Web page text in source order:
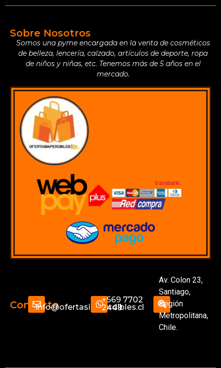
Sobre Nosotros
Somos una pyme encargada en la venta de cosméticos
de belleza, lencería, calzado, artículos de deporte, ropa
de niños y niñas, etc. Tenemos más de 5 años en el
mercado.
Contactoinfo@ofertasimperdibles.cl
+569 7702
2449
Av. Colon 23,
Santiago,
Región
Metropolitana,
Chile.